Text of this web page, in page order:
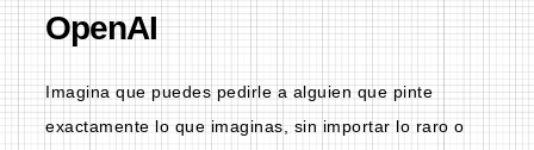
OpenAI
Imagina que puedes pedirle a alguien que pinte
exactamente lo que imaginas, sin importar lo raro o